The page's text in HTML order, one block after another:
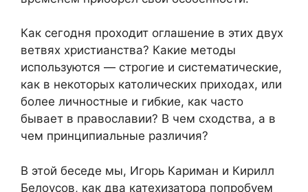
Как сегодня проходит оглашение в этих двух
ветвях христианства? Какие методы
используются — строгие и систематические,
как в некоторых католических приходах, или
более личностные и гибкие, как часто
бывает в православии? В чем сходства, а в
чем принципиальные различия?
В этой беседе мы, Игорь Кариман и Кирилл
Белоусов, как два катехизатора попробуем